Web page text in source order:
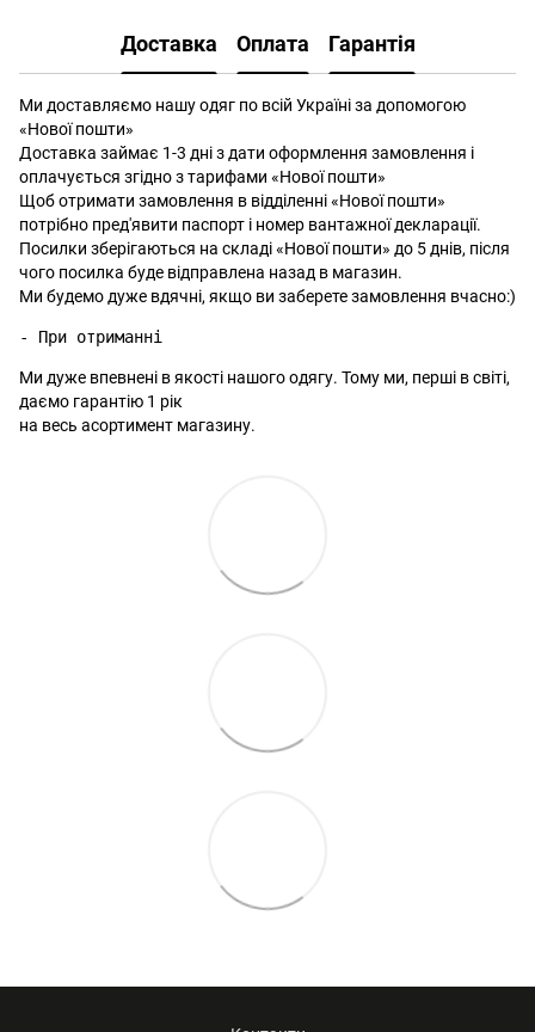
Доставка Оплата Гарантія
Ми доставляємо нашу одяг по всій Україні за допомогою
«Нової пошти»
Доставка займає 1-3 дні з дати оформлення замовлення і
оплачується згідно з тарифами «Нової пошти»
Щоб отримати замовлення в відділенні «Нової пошти»
потрібно пред'явити паспорт і номер вантажної декларації.
Посилки зберігаються на складі «Нової пошти» до 5 днів, після
чого посилка буде відправлена ​​назад в магазин.
Ми будемо дуже вдячні, якщо ви заберете замовлення вчасно:)
- При отриманні
Ми дуже впевнені в якості нашого одягу. Тому ми, перші в світі,
даємо гарантію 1 рік
на весь асортимент магазину.